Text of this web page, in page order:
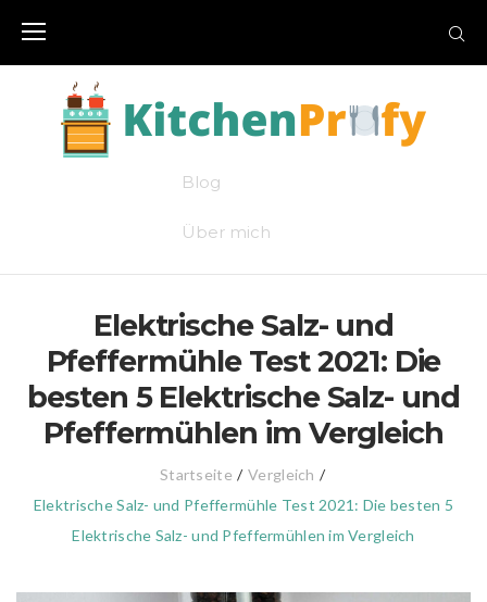
Blog
Über mich
Elektrische Salz- und
Pfeffermühle Test 2021: Die
besten 5 Elektrische Salz- und
Pfeffermühlen im Vergleich
Startseite / Vergleich /
Elektrische Salz- und Pfeffermühle Test 2021: Die besten 5
Elektrische Salz- und Pfeffermühlen im Vergleich